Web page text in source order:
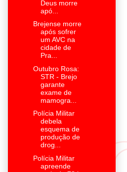
Deus morre
apó...
Brejense morre
após sofrer
um AVC na
cidade de
Pra...
Outubro Rosa:
STR - Brejo
garante
exame de
mamogra...
Polícia Militar
debela
esquema de
produção de
drog...
Polícia Militar
apreende